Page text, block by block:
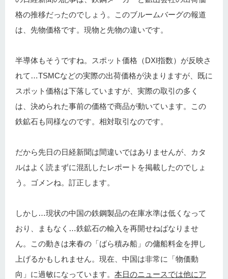
格の推移だったのでしょう。このブルームバーグの報道
は、先物価格です。現物と先物の違いです。
半導体もそうですね。スポット価格（DXI指数）が反映さ
れて…TSMCなどの実際の出荷価格が決まりますが、既に
スポット価格は下落していますが、実際の取引の多く
は、決められた事前の価格で商品が動いています。この
鉄鉱石も同様なのです。相対取引なのです。
だから先日の日経新聞は間違いではありませんが、カタ
ルはよく読まずに混乱したレポートを掲載したのでしょ
う。ゴメンね。訂正します。
しかし…現状の中国の鉄鋼製品の在庫水準は低くなって
おり、まもなく…鉄鉱石の輸入を再開せねばなりませ
ん。この動きは来春の「ばら積み船」の傭船料金を押し
上げるかもしれません。現在、中国は非常に「物価動
向」に過敏になっています。 本日のニュースでは他にア